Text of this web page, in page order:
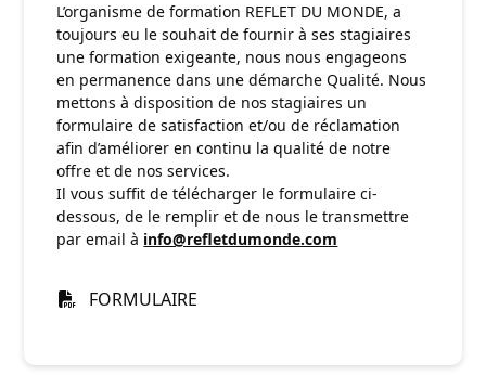
L’organisme de formation REFLET DU MONDE, a
toujours eu le souhait de fournir à ses stagiaires
une formation exigeante, nous nous engageons
en permanence dans une démarche Qualité. Nous
mettons à disposition de nos stagiaires un
formulaire de satisfaction et/ou de réclamation
afin d’améliorer en continu la qualité de notre
offre et de nos services.
Il vous suffit de télécharger le formulaire ci-
dessous, de le remplir et de nous le transmettre
par email à info@refletdumonde.com
FORMULAIRE